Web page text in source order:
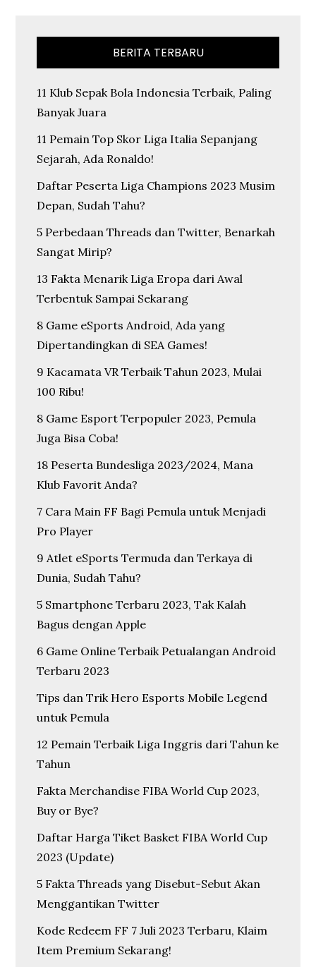
BERITA TERBARU
11 Klub Sepak Bola Indonesia Terbaik, Paling
Banyak Juara
11 Pemain Top Skor Liga Italia Sepanjang
Sejarah, Ada Ronaldo!
Daftar Peserta Liga Champions 2023 Musim
Depan, Sudah Tahu?
5 Perbedaan Threads dan Twitter, Benarkah
Sangat Mirip?
13 Fakta Menarik Liga Eropa dari Awal
Terbentuk Sampai Sekarang
8 Game eSports Android, Ada yang
Dipertandingkan di SEA Games!
9 Kacamata VR Terbaik Tahun 2023, Mulai
100 Ribu!
8 Game Esport Terpopuler 2023, Pemula
Juga Bisa Coba!
18 Peserta Bundesliga 2023/2024, Mana
Klub Favorit Anda?
7 Cara Main FF Bagi Pemula untuk Menjadi
Pro Player
9 Atlet eSports Termuda dan Terkaya di
Dunia, Sudah Tahu?
5 Smartphone Terbaru 2023, Tak Kalah
Bagus dengan Apple
6 Game Online Terbaik Petualangan Android
Terbaru 2023
Tips dan Trik Hero Esports Mobile Legend
untuk Pemula
12 Pemain Terbaik Liga Inggris dari Tahun ke
Tahun
Fakta Merchandise FIBA World Cup 2023,
Buy or Bye?
Daftar Harga Tiket Basket FIBA World Cup
2023 (Update)
5 Fakta Threads yang Disebut-Sebut Akan
Menggantikan Twitter
Kode Redeem FF 7 Juli 2023 Terbaru, Klaim
Item Premium Sekarang!